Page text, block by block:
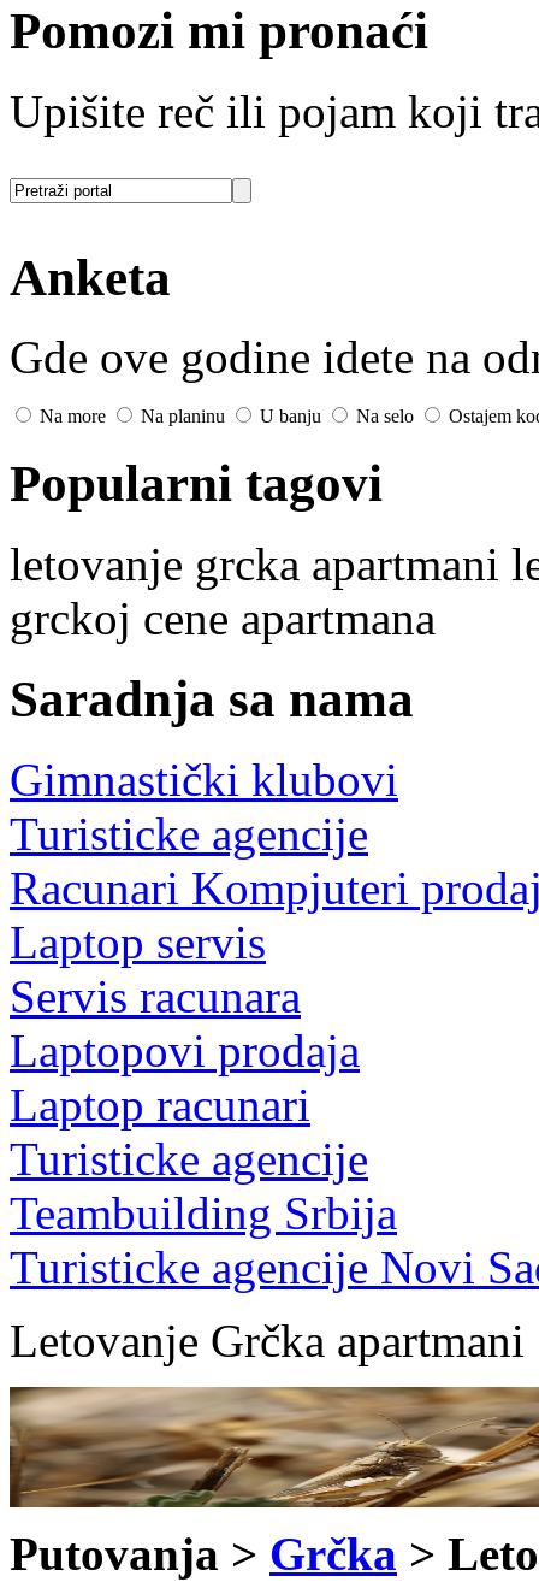
Pomozi mi pronaći
Upišite reč ili pojam koji
Anketa
Gde ove godine idete na
Na more Na planinu U banju Na selo Ostajem
Popularni tagovi
letovanje grcka apartmani
grckoj cene apartmana
Saradnja sa nama
Gimnastički klubovi
Turisticke agencije
Racunari Kompjuteri
Laptop servis
Servis racunara
Laptopovi prodaja
Laptop racunari
Turisticke agencije
Teambuilding Srbija
Turisticke agencije Novi
Letovanje Grčka apartmani
Putovanja > Grčka >